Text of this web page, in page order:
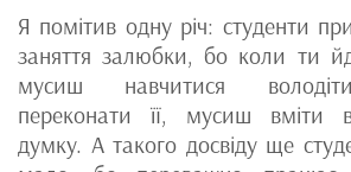
Я помітив одну річ: студенти
заняття залюбки, бо коли ти
мусиш навчитися
переконати її, мусиш вміти
думку. А такого досвіду ще